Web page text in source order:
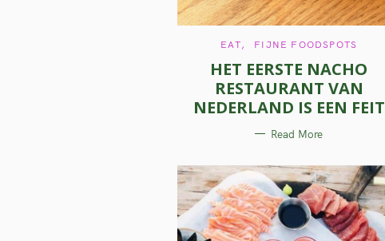
C
T
E
G
O
R
I
S
EAT FIJNE FOODSPOTS
HET EERSTE NACHO
RESTAURANT VAN
NEDERLAND IS EEN FEIT
Read More